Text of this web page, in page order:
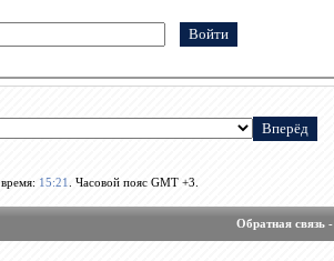
15:21 . Часовой пояс GMT +3.
Обратная связь-